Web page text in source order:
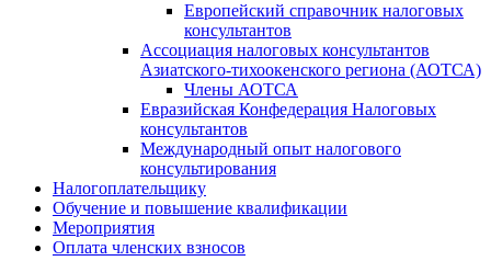
Европейский справочник налоговых
консультантов
Ассоциация налоговых консультантов
Азиатского-тихоокенского региона (АОТСА)
Члены АОТСА
Евразийская Конфедерация Налоговых
консультантов
Международный опыт налогового
консультирования
Налогоплательщику
Обучение и повышение квалификации
Мероприятия
Оплата членских взносов